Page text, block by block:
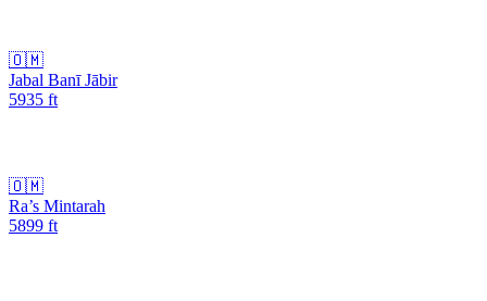
🇴🇲
Jabal Banī Jābir
5935 ft
🇴🇲
Ra’s Mintarah
5899 ft